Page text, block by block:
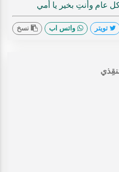
عام وأنتِ بخير يا أمي
تويتر واتس اب نسخ